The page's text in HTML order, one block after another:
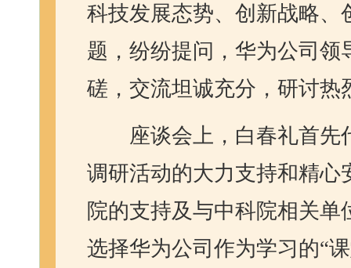
科技发展态势、创新战略
题，纷纷提问，华为公司
磋，交流坦诚充分，研讨热
座谈会上，白春礼首
调研活动的大力支持和精
院的支持及与中科院相关
选择华为公司作为学习的“